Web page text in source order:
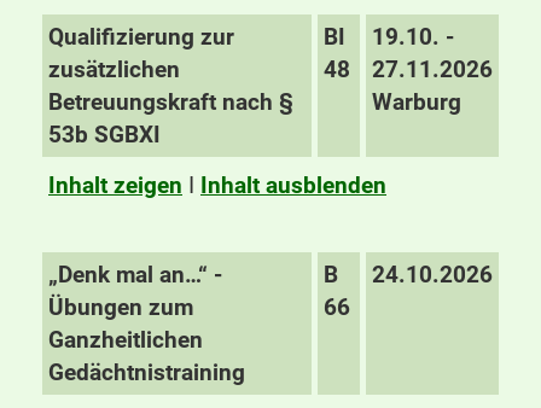
Qualifizierung zur
zusätzlichen
Betreuungskraft nach §
53b SGBXI
BI
48
19.10. -
27.11.2026
Warburg
Inhalt zeigen I Inhalt ausblenden
„Denk mal an…“ -
Übungen zum
Ganzheitlichen
Gedächtnistraining
B
66
24.10.2026